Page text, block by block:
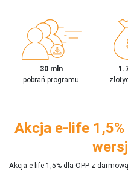
30 mln
pobrań programu
Akcja e-life
Akcja e-life 1,5% dla OPP z